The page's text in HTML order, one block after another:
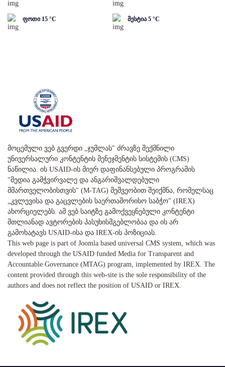
ფოთი 15 °C მესტია 5 °C
მოცემული ვებ გვერდი „ჯუმლას" ძრავზე შექმნილი
უნივერსალური კონტენტის მენეჯმენტის სისტემის (CMS)
ნაწილია. ის USAID-ის მიერ დაფინანსებული პროგრამის
"მედია გამჭვირვალე და ანგარიშვალდებული
მმართველობისთვის" (M-TAG) მეშვეობით შეიქმნა, რომელსაც
„კვლევისა და გაცვლების საერთაშორისო საბჭო" (IREX)
ახორციელებს. ამ ვებ საიტზე გამოქვეყნებული კონტენტი
მთლიანად ავტორების პასუხისმგებლობაა და ის არ
გამოხატავს USAID-ისა და IREX-ის პოზიციას.
This web page is part of Joomla based universal CMS system, which was
developed through the USAID funded Media for Transparent and
Accountable Governance (MTAG) program, implemented by IREX. The
content provided through this web-site is the sole responsibility of the
authors and does not reflect the position of USAID or IREX.